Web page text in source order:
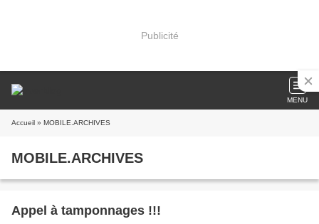
Publicité
MENU
Accueil » MOBILE.ARCHIVES
MOBILE.ARCHIVES
Appel à tamponnages !!!